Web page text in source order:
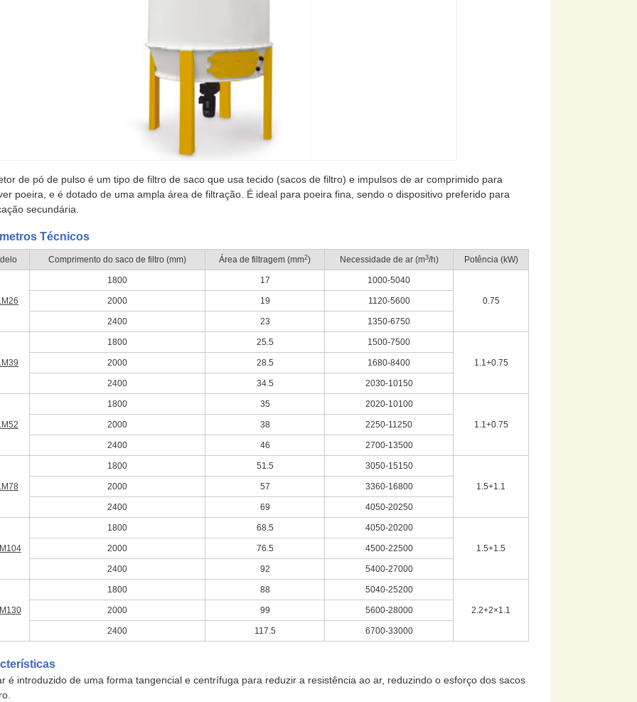
de pó de pulso é um tipo de filtro de saco que usa tecido (sacos de filtro) e impulsos de ar comprimido para
poeira, e é dotado de uma ampla área de filtração. É ideal para poeira fina, sendo o dispositivo preferido para
secundária.
Técnicos
Comprimento do saco de filtro (mm) Área de filtragem (mm2) Necessidade de ar (m3/h) Potência (kW)
1800 17 1000-5040
0.75
2000 19 1120-5600
2400 23 1350-6750
1800 25.5 1500-7500
1.1+0.75
2000 28.5 1680-8400
2400 34.5 2030-10150
1800 35 2020-10100
1.1+0.75
2000 38 2250-11250
2400 46 2700-13500
1800 51.5 3050-15150
1.5+1.1
2000 57 3360-16800
2400 69 4050-20250
1800 68.5 4050-20200
1.5+1.5
2000 76.5 4500-22500
2400 92 5400-27000
1800 88 5040-25200
2.2+2×1.1
2000 99 5600-28000
2400 117.5 6700-33000
é introduzido de uma forma tangencial e centrífuga para reduzir a resistência ao ar, reduzindo o esforço dos sacos